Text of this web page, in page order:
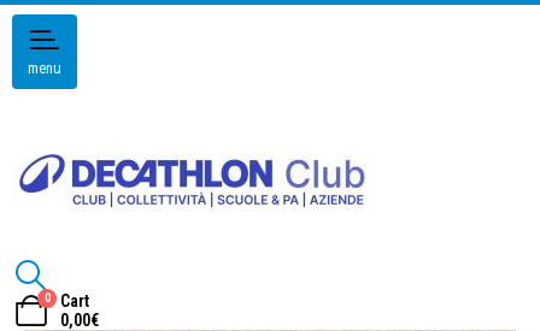
menu
0
Cart
0,00€